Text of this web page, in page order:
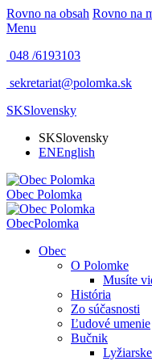
Rovno na obsah Rovno na
Menu
048 /6193103
sekretariat@polomka.sk
SKSlovensky
SKSlovensky
ENEnglish
Obec Polomka
ObecPolomka
Obec
O Polomke
Musíte
História
Zo súčasnosti
Ľudové umenie
Bučnik